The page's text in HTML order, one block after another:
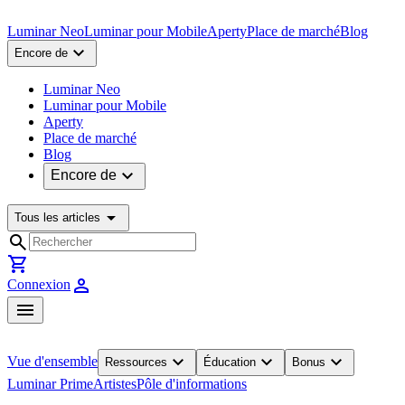
Luminar NeoLuminar pour MobileApertyPlace de marchéBlog
Encore de expand_more
Luminar Neo
Luminar pour Mobile
Aperty
Place de marché
Blog
Encore de expand_more
Tous les articles arrow_drop_down
search
shopping_cart
Connexion person
menu
Vue d'ensemble Ressources expand_more Éducation expand_more Bonus expand_more
Luminar PrimeArtistesPôle d'informations